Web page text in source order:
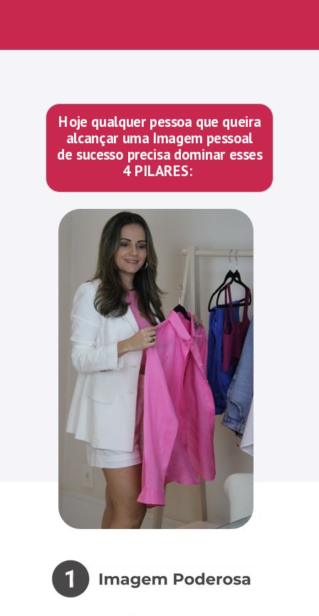
Hoje qualquer pessoa que queira
alcançar uma Imagem pessoal
de sucesso precisa dominar esses
4 PILARES: